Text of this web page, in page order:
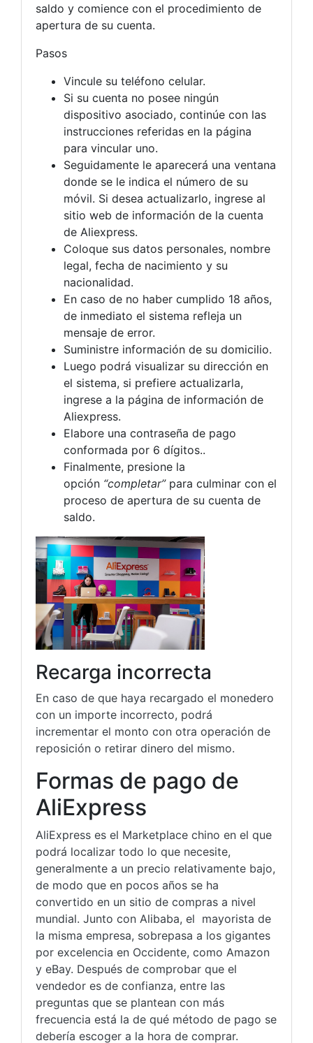
saldo y comience con el procedimiento de
apertura de su cuenta.
Pasos
Vincule su teléfono celular.
Si su cuenta no posee ningún
dispositivo asociado, continúe con las
instrucciones referidas en la página
para vincular uno.
Seguidamente le aparecerá una ventana
donde se le indica el número de su
móvil. Si desea actualizarlo, ingrese al
sitio web de información de la cuenta
de Aliexpress.
Coloque sus datos personales, nombre
legal, fecha de nacimiento y su
nacionalidad.
En caso de no haber cumplido 18 años,
de inmediato el sistema refleja un
mensaje de error.
Suministre información de su domicilio.
Luego podrá visualizar su dirección en
el sistema, si prefiere actualizarla,
ingrese a la página de información de
Aliexpress.
Elabore una contraseña de pago
conformada por 6 dígitos..
Finalmente, presione la
opción “completar”para culminar con el
proceso de apertura de su cuenta de
saldo.
Recarga incorrecta
En caso de que haya recargado el monedero
con un importe incorrecto, podrá
incrementar el monto con otra operación de
reposición o retirar dinero del mismo.
Formas de pago de
AliExpress
AliExpress es el Marketplace chino en el que
podrá localizar todo lo que necesite,
generalmente a un precio relativamente bajo,
de modo que en pocos años se ha
convertido en un sitio de compras a nivel
mundial. Junto con Alibaba, el mayorista de
la misma empresa, sobrepasa a los gigantes
por excelencia en Occidente, como Amazon
y eBay. Después de comprobar que el
vendedor es de confianza, entre las
preguntas que se plantean con más
frecuencia está la de qué método de pago se
debería escoger a la hora de comprar.